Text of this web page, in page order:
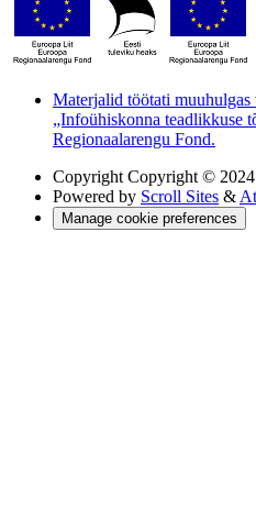
Materjalid töötati
„Infoühiskonna teadlikkuse
Regionaalarengu Fond.
Copyright Copyright ©
Powered by Scroll Sites &
Manage cookie preferences